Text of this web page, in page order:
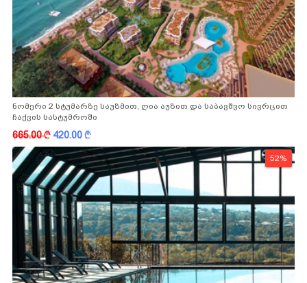
ნომერი 2 სტუმარზე საუზმით, ღია აუზით და საბავშვო სივრცით
ჩაქვის სასტუმროში
665.00k 420.00k
52%